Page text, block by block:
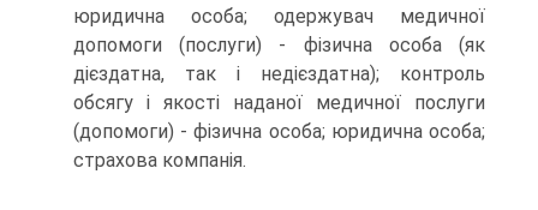
юридична особа; одержувач медичної
допомоги (послуги) - фізична особа (як
дієздатна, так і недієздатна); контроль
обсягу і якості наданої медичної послуги
(допомоги) - фізична особа; юридична особа;
страхова компанія.